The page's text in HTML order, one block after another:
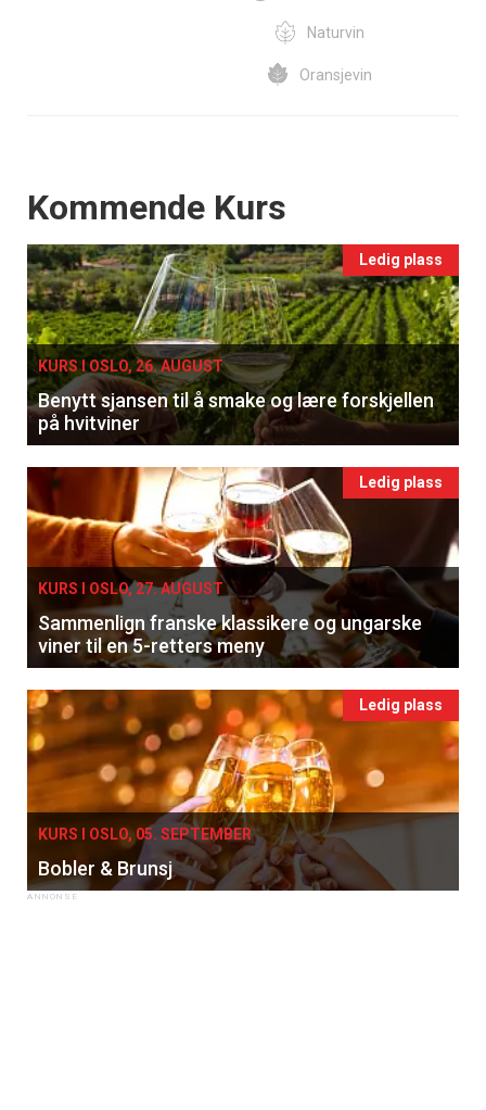
Naturvin
Oransjevin
Events
Kommende Kurs
Ledig plass
KURS I OSLO, 26. AUGUST
Benytt sjansen til å smake og lære forskjellen
på hvitviner
Ledig plass
KURS I OSLO, 27. AUGUST
Sammenlign franske klassikere og ungarske
viner til en 5-retters meny
Ledig plass
KURS I OSLO, 05. SEPTEMBER
Bobler & Brunsj